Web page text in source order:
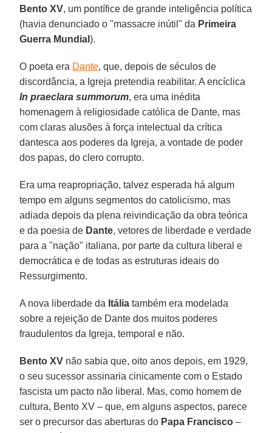
Bento XV, um pontífice de grande inteligência política
(havia denunciado o "massacre inútil" da Primeira
Guerra Mundial).
O poeta era Dante, que, depois de séculos de
discordância, a Igreja pretendia reabilitar. A encíclica
In praeclara summorum, era uma inédita
homenagem à religiosidade católica de Dante, mas
com claras alusões à força intelectual da crítica
dantesca aos poderes da Igreja, a vontade de poder
dos papas, do clero corrupto.
Era uma reapropriação, talvez esperada há algum
tempo em alguns segmentos do catolicismo, mas
adiada depois da plena reivindicação da obra teórica
e da poesia de Dante, vetores de liberdade e verdade
para a "nação" italiana, por parte da cultura liberal e
democrática e de todas as estruturas ideais do
Ressurgimento.
A nova liberdade da Itália também era modelada
sobre a rejeição de Dante dos muitos poderes
fraudulentos da Igreja, temporal e não.
Bento XV não sabia que, oito anos depois, em 1929,
o seu sucessor assinaria cinicamente com o Estado
fascista um pacto não liberal. Mas, como homem de
cultura, Bento XV – que, em alguns aspectos, parece
ser o precursor das aberturas do Papa Francisco –